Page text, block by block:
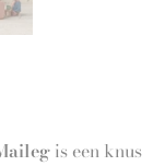
is een knus